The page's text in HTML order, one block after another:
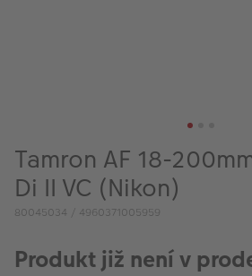
Tamron AF 18-
Di II VC (Nikon)
80045034 / 4960371005959
Produkt již není v